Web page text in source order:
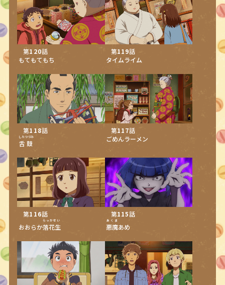
第120話
もてもてもち
第119話
タイムライム
第118話
舌鼓
したつづみ
第117話
ごめんラーメン
第116話
おおらか落花生
らっかせい
第115話
悪魔
あくま
あめ